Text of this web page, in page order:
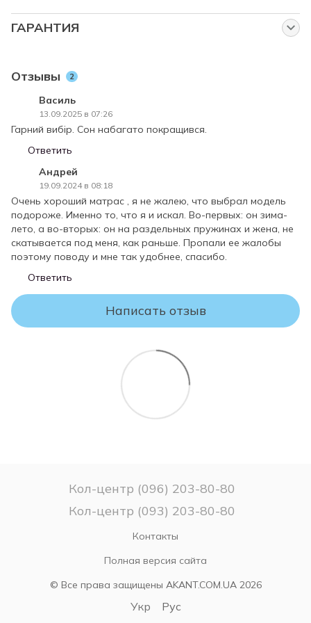
Подробнее о доставке
онлайн-оплата банковской картой;
Выбирайте удобный банк, мы поможем оформить
рассрочку онлайн:
ПриватБанк – "Оплата частями";
Монобанк - "Покупка по частям";
ГАРАНТИЯ
прав потребителей".
Гарантийный период начинается со дня приобретения
товара или, в случае отсутствия указанной даты продажи,
со дня его производства и длится в течение
предоставляется в течение 18 месяцев с момента продажи.
Мы обязуемся возместить любые дефекты, возникшие
вследствие производственных недостатков, при
правильном использовании, транспортировке и хранении
товара.
ВНИМАНИЕ!
Пожалуйста, проверяйте комплектность и соответствие
модели и размера матраса Вашему заказу.
Если Вы не уверены в выборе матраса – не
распаковывайте его, поскольку после снятия заводской
упаковки матрас считается таким, какой был в
Отзывы 2
Василь
13.09.2025 в 07:26
Гарний вибір. Сон набагато покращився.
Ответить
Андрей
19.09.2024 в 08:18
Очень хороший матрас , я не жалею, что выбрал модель
подороже. Именно то, что я и искал. Во-первых: он зима-
лето, а во-вторых: он на раздельных пружинах и жена, не
скатывается под меня, как раньше. Пропали ее жалобы
поэтому поводу и мне так удобнее, спасибо.
Ответить
Написать отзыв
Кол-центр (096) 203-80-80
Кол-центр (093) 203-80-80
Контакты
Полная версия сайта
© Все права защищены AKANT.COM.UA 2026
Укр Рус